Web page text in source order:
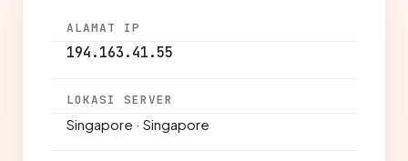
ALAMAT IP
194.163.41.55
LOKASI SERVER
Singapore · Singapore